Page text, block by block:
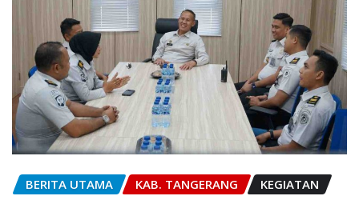
BERITA UTAMA KAB. TANGERANG KEGIATAN